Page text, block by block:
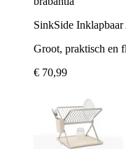
SinkSide
Groot, praktisch en
€ 70,99